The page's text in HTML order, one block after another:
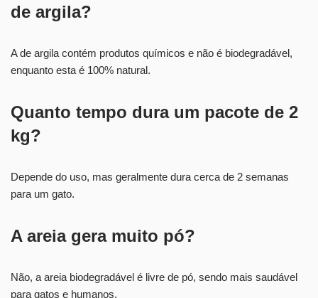
de argila?
A de argila contém produtos químicos e não é biodegradável,
enquanto esta é 100% natural.
Quanto tempo dura um pacote de 2
kg?
Depende do uso, mas geralmente dura cerca de 2 semanas
para um gato.
A areia gera muito pó?
Não, a areia biodegradável é livre de pó, sendo mais saudável
para gatos e humanos.